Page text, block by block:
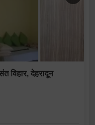
विहार, देहरादून